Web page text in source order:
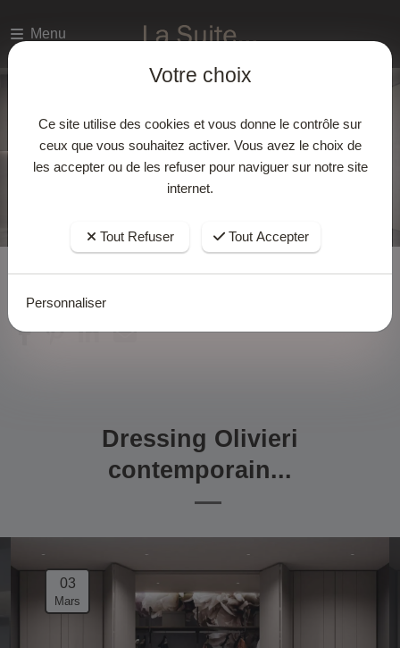
Menu
Dressing Olivieri
contemporain...
03
Mars
Votre choix
Ce site utilise des cookies et vous donne le contrôle sur
ceux que vous souhaitez activer. Vous avez le choix de
les accepter ou de les refuser pour naviguer sur notre site
internet.
Tout Refuser Tout Accepter
Personnaliser